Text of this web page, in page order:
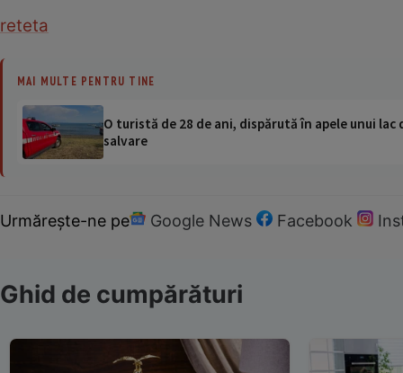
reteta
MAI MULTE PENTRU TINE
O turistă de 28 de ani, dispărută în apele unui
salvare
Urmărește-ne pe Google News Facebook
Ghid de cumpărături